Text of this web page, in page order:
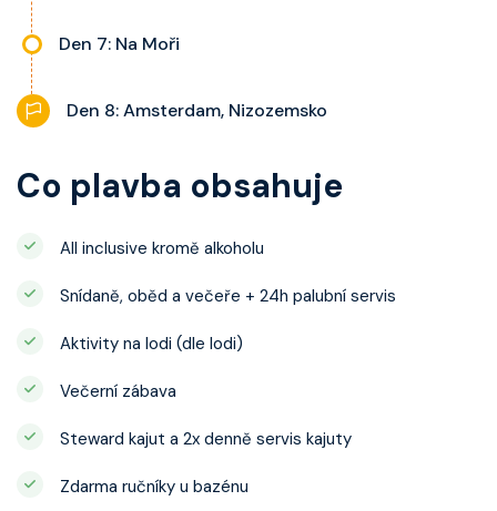
Den 7: Na Moři
Den 8: Amsterdam, Nizozemsko
Co plavba obsahuje
All inclusive kromě alkoholu
Snídaně, oběd a večeře + 24h palubní servis
Aktivity na lodi (dle lodi)
Večerní zábava
Steward kajut a 2x denně servis kajuty
Zdarma ručníky u bazénu